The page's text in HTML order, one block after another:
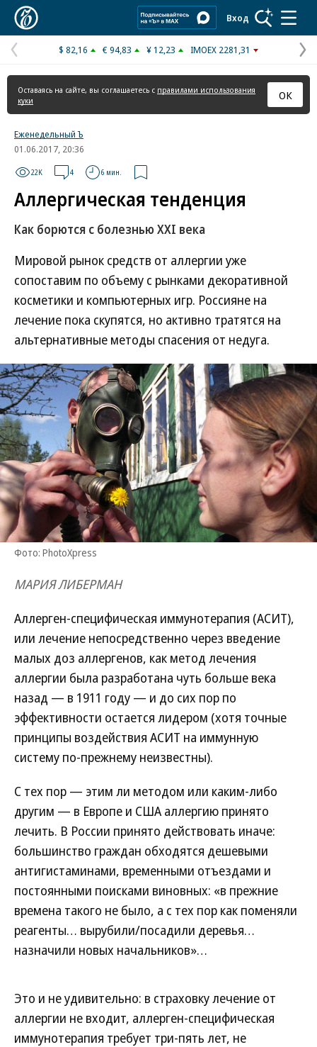
Вход
Предыдущая
страница
$ 82,16 € 94,83 ¥ 12,23 IMOEX 2281,31
Оставаясь на сайте, вы соглашаетесь с правилами использования
куки
ОК
Еженедельный Ъ
01.06.2017, 20:36
22K 4 6 мин.
Аллергическая тенденция
Как борются с болезнью XXI века
Мировой рынок средств от аллергии уже
сопоставим по объему с рынками декоративной
косметики и компьютерных игр. Россияне на
лечение пока скупятся, но активно тратятся на
альтернативные методы спасения от недуга.
Фото: PhotoXpress
МАРИЯ ЛИБЕРМАН
Аллерген-специфическая иммунотерапия (АСИТ),
или лечение непосредственно через введение
малых доз аллергенов, как метод лечения
аллергии была разработана чуть больше века
назад — в 1911 году — и до сих пор по
эффективности остается лидером (хотя точные
принципы воздействия АСИТ на иммунную
систему по-прежнему неизвестны).
С тех пор — этим ли методом или каким-либо
другим — в Европе и США аллергию принято
лечить. В России принято действовать иначе:
большинство граждан обходятся дешевыми
антигистаминами, временными отъездами и
постоянными поисками виновных: «в прежние
времена такого не было, а с тех пор как поменяли
реагенты… вырубили/посадили деревья…
назначили новых начальников»…
Это и не удивительно: в страховку лечение от
аллергии не входит, аллерген-специфическая
иммунотерапия требует три-пять лет, не